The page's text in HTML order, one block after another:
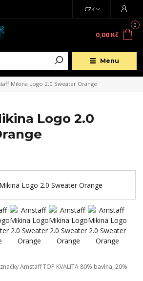
Menu
CZK
0
0,00 Kč
Mikina Logo 2.0 Sweater Orange
Logo 2.0
Amstaff TOP KVALITA 80% bavlna, 20%